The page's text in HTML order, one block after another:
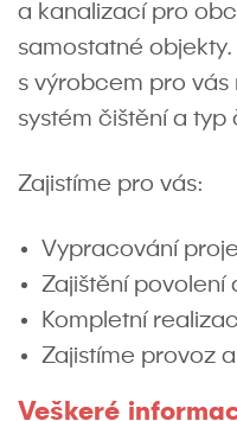
a kanalizací pro
samostatné
s výrobcem pro
systém čištění a typ
Zajistíme pro vás:
Vypracování
Zajištění
Kompletní
Zajistíme provoz
Veškeré